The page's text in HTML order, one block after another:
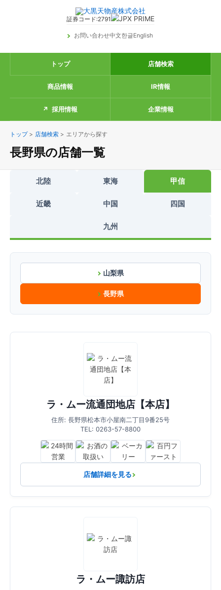
証券コード:2791
お問い合わせ中文한글English
トップ 店舗検索
商品情報 IR情報
採用情報 企業情報
トップ> 店舗検索 > エリアから探す
長野県の店舗一覧
北陸 東海 甲信
近畿 中国 四国
九州
山梨県
長野県
ラ・ムー流通団地店【本店】
住所: 長野県松本市小屋南二丁目9番25号
TEL: 0263-57-8800
店舗詳細を見る
ラ・ムー諏訪店